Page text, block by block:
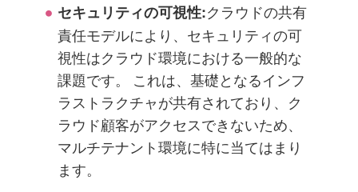
セキュリティの可視性:クラウドの共有
責任モデルにより、セキュリティの可
視性はクラウド環境における一般的な
課題です。 これは、基礎となるインフ
ラストラクチャが共有されており、ク
ラウド顧客がアクセスできないため、
マルチテナント環境に特に当てはまり
ます。